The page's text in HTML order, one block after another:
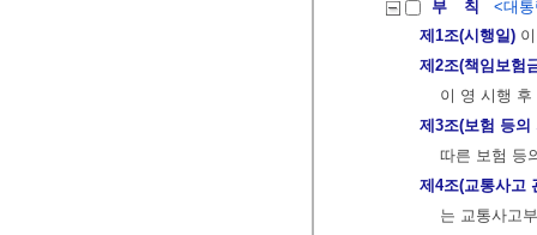
부 칙
<대
제1조(시행일)
제2조(책임보험
이 영 시행
제3조(보험 등의
따른 보험 등
제4조(교통사고
는 교통사고